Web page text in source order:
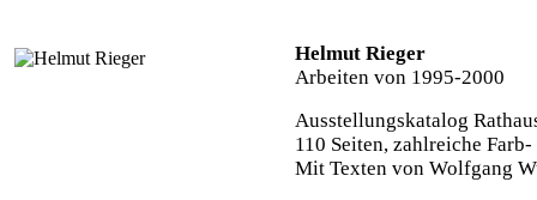
Helmut Rieger
Arbeiten von 1995-2000
Ausstellungskatalog
110 Seiten, zahlreiche
Mit Texten von Wolfgang